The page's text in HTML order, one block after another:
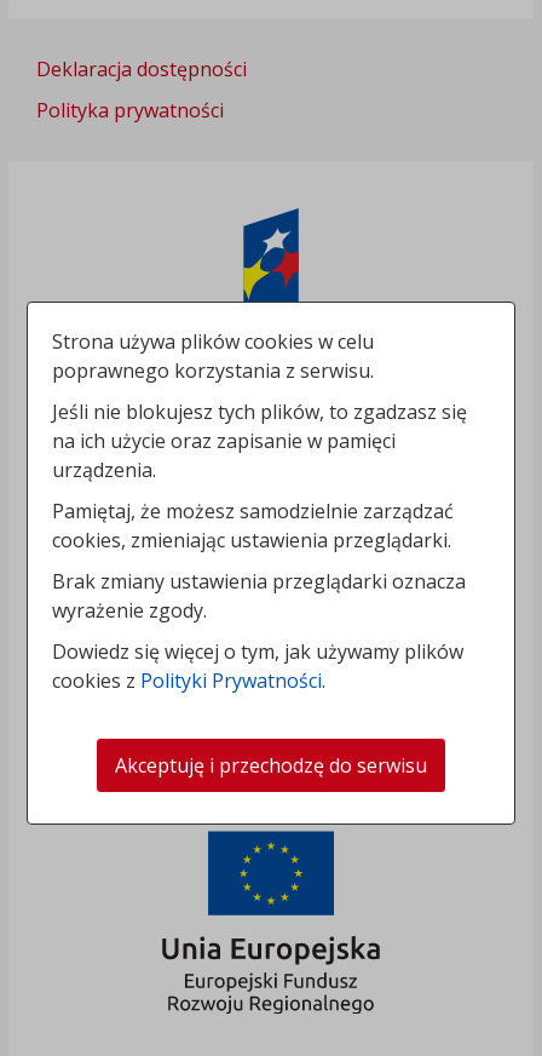
Deklaracja dostępności
Polityka prywatności
Strona używa plików cookies w celu
poprawnego korzystania z serwisu.
Jeśli nie blokujesz tych plików, to zgadzasz się
na ich użycie oraz zapisanie w pamięci
urządzenia.
Pamiętaj, że możesz samodzielnie zarządzać
cookies, zmieniając ustawienia przeglądarki.
Brak zmiany ustawienia przeglądarki oznacza
wyrażenie zgody.
Dowiedz się więcej o tym, jak używamy plików
cookies z Polityki Prywatności.
Akceptuję i przechodzę do serwisu